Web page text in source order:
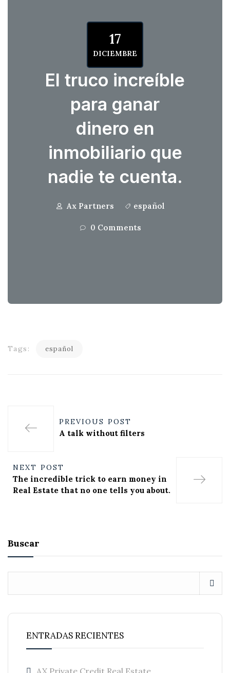
17
DICIEMBRE
El truco increíble
para ganar
dinero en
inmobiliario que
nadie te cuenta.
Ax Partners español
0 Comments
Tags: español
PREVIOUS POST
A talk without filters
NEXT POST
The incredible trick to earn money in
Real Estate that no one tells you about.
Buscar
ENTRADAS RECIENTES
AX Private Credit Real Estate